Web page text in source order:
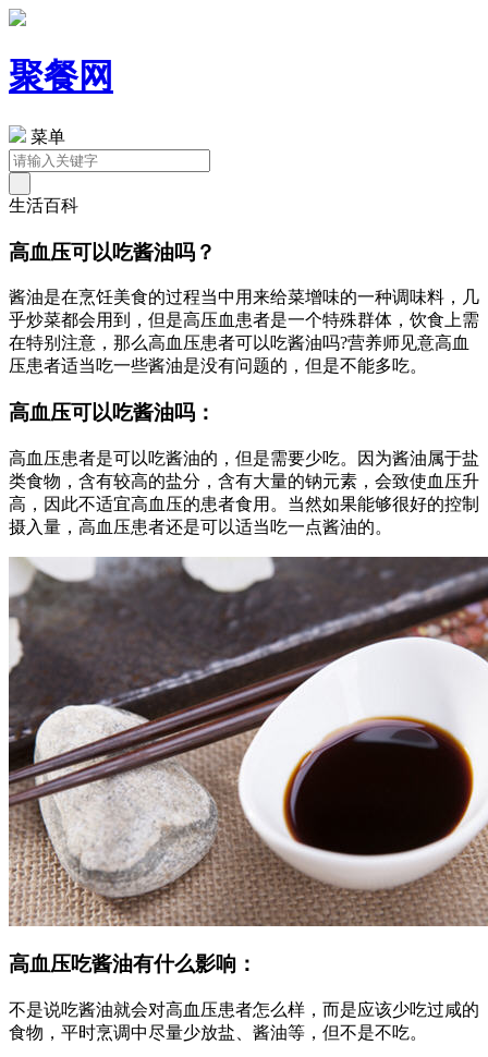
聚餐网
菜单
生活百科
高血压可以吃酱油吗？
酱油是在烹饪美食的过程当中用来给菜增味的一种调味料，几
乎炒菜都会用到，但是高压血患者是一个特殊群体，饮食上需
在特别注意，那么高血压患者可以吃酱油吗?营养师见意高血
压患者适当吃一些酱油是没有问题的，但是不能多吃。
高血压可以吃酱油吗：
高血压患者是可以吃酱油的，但是需要少吃。因为酱油属于盐
类食物，含有较高的盐分，含有大量的钠元素，会致使血压升
高，因此不适宜高血压的患者食用。当然如果能够很好的控制
摄入量，高血压患者还是可以适当吃一点酱油的。
高血压吃酱油有什么影响：
不是说吃酱油就会对高血压患者怎么样，而是应该少吃过咸的
食物，平时烹调中尽量少放盐、酱油等，但不是不吃。